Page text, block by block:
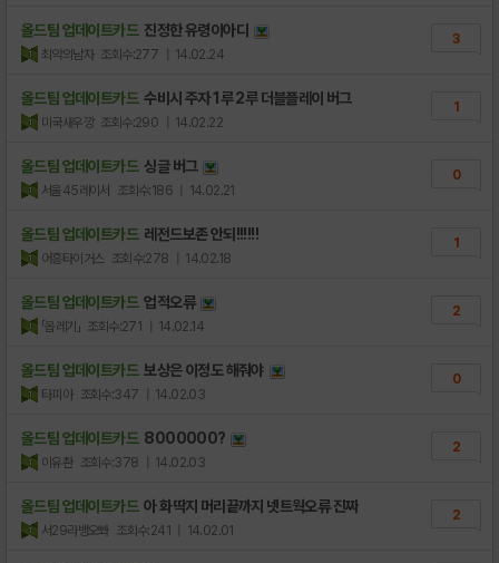
올드팀 업데이트카드 진정한 유령이아디
최악의남자 조회수:277 | 14.02.24
3
올드팀 업데이트카드 수비시 주자 1루 2루 더블플레이 버그
미국새우깡 조회수:290 | 14.02.22
1
올드팀 업데이트카드 싱글 버그
서울45레이서 조회수:186 | 14.02.21
0
올드팀 업데이트카드 레전드보존 안되!!!!!!
어흥타이거스 조회수:278 | 14.02.18
1
올드팀 업데이트카드 업적오류
「옵레기」 조회수:271 | 14.02.14
2
올드팀 업데이트카드 보상은 이정도 해줘야
타피아 조회수:347 | 14.02.03
0
올드팀 업데이트카드 8000000?
이유촨 조회수:378 | 14.02.03
2
올드팀 업데이트카드 아 화딱지 머리끝까지 넷트웍오류 진짜
서29라뱅오뽜 조회수:241 | 14.02.01
2